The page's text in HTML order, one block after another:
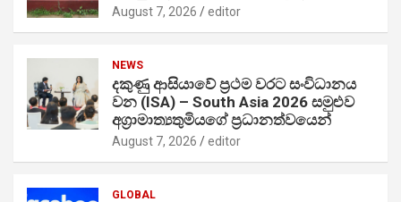
August 7, 2026 editor
NEWS
දකුණු ආසියාවේ ප්‍රථම වරට සංවිධානය
වන (ISA) – South Asia 2026 සමුළුව
අග්‍රාමාත්‍යතුමියගේ ප්‍රධානත්වයෙන්
August 7, 2026 editor
GLOBAL